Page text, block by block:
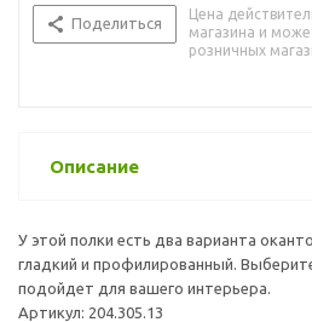
Поделиться
Цена
магазина и
розничных
Описание
У этой полки есть два варианта
гладкий и профилированный.
подойдет для вашего интерьера.
Артикул: 204.305.13